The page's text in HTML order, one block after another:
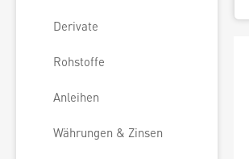
Derivate
Rohstoffe
Anleihen
Währungen & Zinsen